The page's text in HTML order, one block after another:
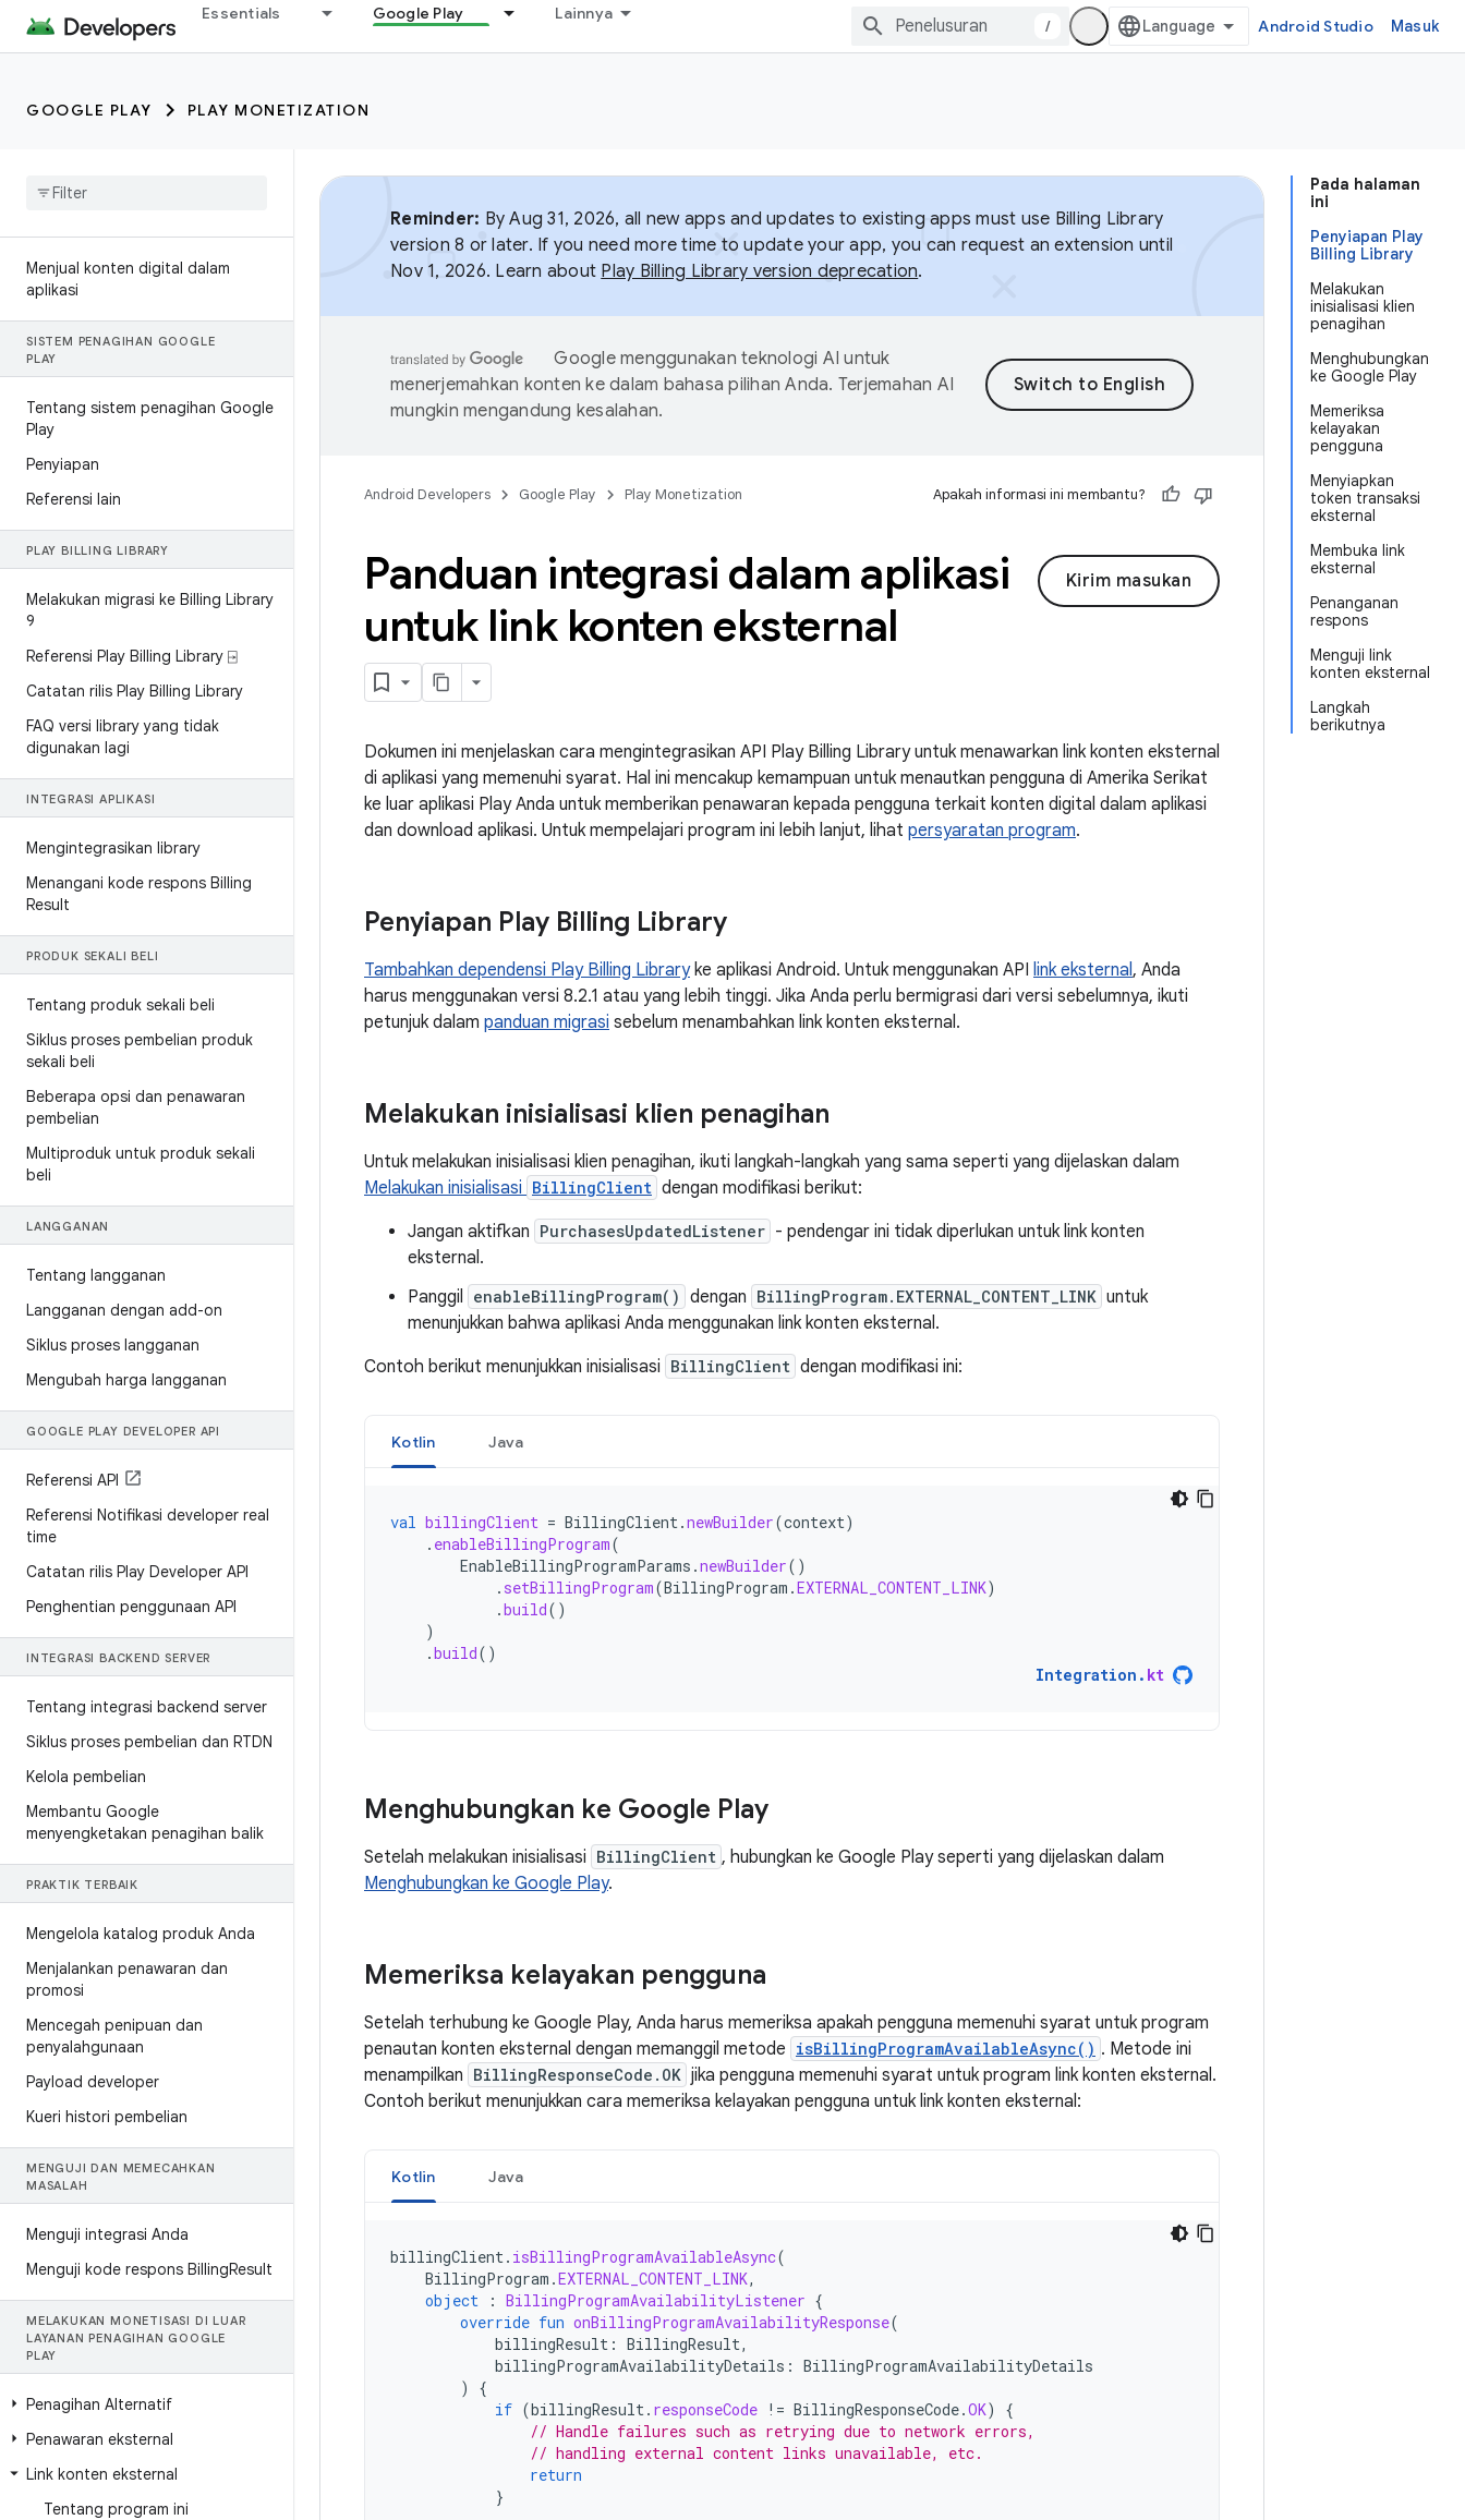
Essentials Google Play Lainnya
/ Android Studio Masuk
GOOGLE PLAY PLAY MONETIZATION
Menjual konten digital dalam
aplikasi
SISTEM PENAGIHAN GOOGLE
PLAY
Tentang sistem penagihan Google
Play
Penyiapan
Referensi lain
PLAY BILLING LIBRARY
Melakukan migrasi ke Billing Library
9
Referensi Play Billing Library ⍈
Catatan rilis Play Billing Library
FAQ versi library yang tidak
digunakan lagi
INTEGRASI APLIKASI
Mengintegrasikan library
Menangani kode respons Billing
Result
PRODUK SEKALI BELI
Tentang produk sekali beli
Siklus proses pembelian produk
sekali beli
Beberapa opsi dan penawaran
pembelian
Multiproduk untuk produk sekali
beli
LANGGANAN
Tentang langganan
Langganan dengan add-on
Siklus proses langganan
Mengubah harga langganan
GOOGLE PLAY DEVELOPER API
Referensi API
Referensi Notifikasi developer real
time
Catatan rilis Play Developer API
Penghentian penggunaan API
INTEGRASI BACKEND SERVER
Tentang integrasi backend server
Siklus proses pembelian dan RTDN
Kelola pembelian
Membantu Google
menyengketakan penagihan balik
PRAKTIK TERBAIK
Mengelola katalog produk Anda
Menjalankan penawaran dan
promosi
Mencegah penipuan dan
penyalahgunaan
Payload developer
Kueri histori pembelian
MENGUJI DAN MEMECAHKAN
MASALAH
Menguji integrasi Anda
Menguji kode respons BillingResult
MELAKUKAN MONETISASI DI LUAR
LAYANAN PENAGIHAN GOOGLE
PLAY
Penagihan Alternatif
Penawaran eksternal
Link konten eksternal
Tentang program ini
Pada halaman
ini
Penyiapan Play
Billing Library
Melakukan
inisialisasi klien
penagihan
Menghubungkan
ke Google Play
Memeriksa
kelayakan
pengguna
Menyiapkan
token transaksi
eksternal
Membuka link
eksternal
Penanganan
respons
Menguji link
konten eksternal
Langkah
berikutnya
Reminder: By Aug 31, 2026, all new apps and updates to existing apps must use Billing Library
version 8 or later. If you need more time to update your app, you can request an extension until
Nov 1, 2026. Learn about Play Billing Library version deprecation.
Google menggunakan teknologi AI untuk
menerjemahkan konten ke dalam bahasa pilihan Anda. Terjemahan AI
mungkin mengandung kesalahan.
Android Developers Google Play Play Monetization Apakah informasi ini membantu?
Kirim masukan
Panduan integrasi dalam aplikasi
untuk link konten eksternal
Dokumen ini menjelaskan cara mengintegrasikan API Play Billing Library untuk menawarkan link konten eksternal
di aplikasi yang memenuhi syarat. Hal ini mencakup kemampuan untuk menautkan pengguna di Amerika Serikat
ke luar aplikasi Play Anda untuk memberikan penawaran kepada pengguna terkait konten digital dalam aplikasi
dan download aplikasi. Untuk mempelajari program ini lebih lanjut, lihat persyaratan program.
Penyiapan Play Billing Library
Tambahkan dependensi Play Billing Libraryke aplikasi Android. Untuk menggunakan API link eksternal, Anda
harus menggunakan versi 8.2.1 atau yang lebih tinggi. Jika Anda perlu bermigrasi dari versi sebelumnya, ikuti
petunjuk dalam panduan migrasi sebelum menambahkan link konten eksternal.
Melakukan inisialisasi klien penagihan
Untuk melakukan inisialisasi klien penagihan, ikuti langkah-langkah yang sama seperti yang dijelaskan dalam
Melakukan inisialisasi BillingClient dengan modifikasi berikut:
Jangan aktifkan PurchasesUpdatedListener - pendengar ini tidak diperlukan untuk link konten
eksternal.
Panggil enableBillingProgram() dengan BillingProgram.EXTERNAL_CONTENT_LINK untuk
menunjukkan bahwa aplikasi Anda menggunakan link konten eksternal.
Contoh berikut menunjukkan inisialisasi BillingClient dengan modifikasi ini:
Kotlin Java
val billingClient = BillingClient.newBuilder(context)
. enableBillingProgram(
EnableBillingProgramParams .newBuilder()
. setBillingProgram(BillingProgram .EXTERNAL_CONTENT_LINK)
.build()
)
.build()
Integration . kt
Menghubungkan ke Google Play
Setelah melakukan inisialisasi BillingClient , hubungkan ke Google Play seperti yang dijelaskan dalam
Menghubungkan ke Google Play.
Memeriksa kelayakan pengguna
Setelah terhubung ke Google Play, Anda harus memeriksa apakah pengguna memenuhi syarat untuk program
penautan konten eksternal dengan memanggil metode isBillingProgramAvailableAsync() . Metode ini
menampilkan BillingResponseCode.OK jika pengguna memenuhi syarat untuk program link konten eksternal.
Contoh berikut menunjukkan cara memeriksa kelayakan pengguna untuk link konten eksternal:
Kotlin Java
billingClient. isBillingProgramAvailableAsync(
BillingProgram .EXTERNAL_CONTENT_LINK,
object
: BillingProgramAvailabilityListener {
override fun onBillingProgramAvailabilityResponse(
billingResult : BillingResult,
billingProgramAvailabilityDetails : BillingProgramAvailabilityDetails
)
{
if (billingResult. responseCode != BillingResponseCode.OK)
{
// Handle failures such as retrying due to network errors,
// handling external content links unavailable, etc.
return
}